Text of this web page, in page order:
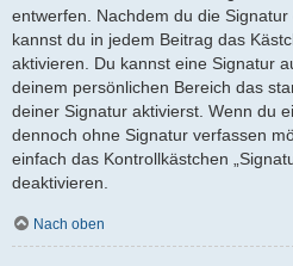
entwerfen. Nachdem du die
kannst du in jedem Beitrag das
aktivieren. Du kannst eine Signatur
deinem persönlichen Bereich das
deiner Signatur aktivierst. Wenn du
dennoch ohne Signatur verfassen
einfach das Kontrollkästchen
deaktivieren.
Nach oben